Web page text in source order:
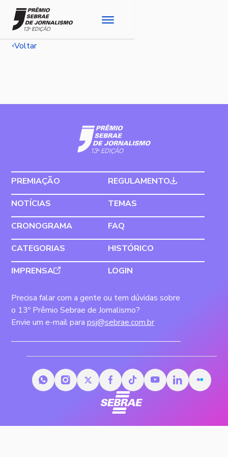
Voltar
PREMIAÇÃO
REGULAMENTO
NOTÍCIAS
TEMAS
CRONOGRAMA
FAQ
CATEGORIAS
HISTÓRICO
IMPRENSA
LOGIN
Precisa falar com a gente ou tem dúvidas sobre
o 13º Prêmio Sebrae de Jornalismo?
Envie um e-mail para psj@sebrae.com.br